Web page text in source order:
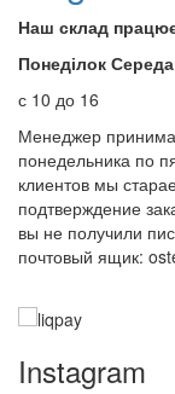
Наш склад
Понеділок
с 10 до 16
Менеджер
понедельника по
клиентов мы
подтверждение
вы не получили
почтовый ящик:
Instagram